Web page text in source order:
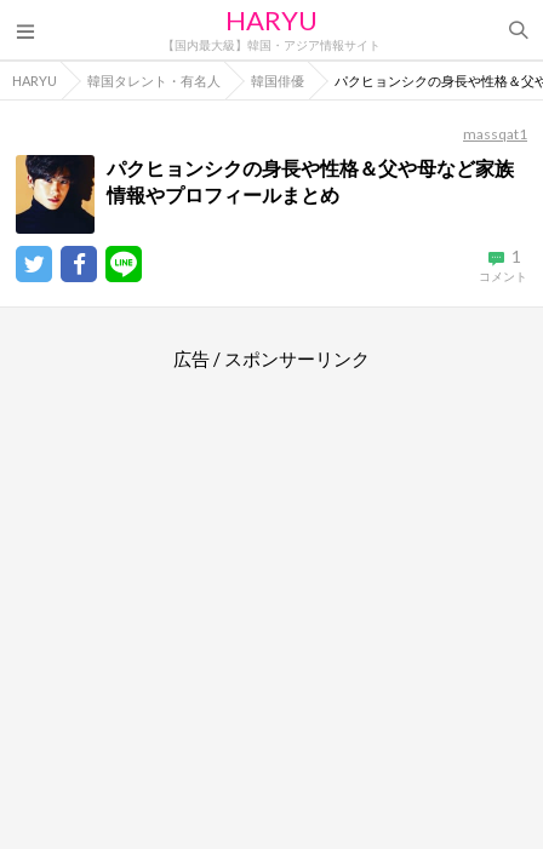
HARYU
【国内最大級】韓国・アジア情報サイト
HARYU 韓国タレント・有名人 韓国俳優 パクヒョンシクの身長や性格＆父
massqat1
パクヒョンシクの身長や性格＆父や母など家族
情報やプロフィールまとめ
1
コメント
広告 / スポンサーリンク